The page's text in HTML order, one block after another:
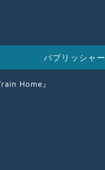
パブリッシャー
Home』